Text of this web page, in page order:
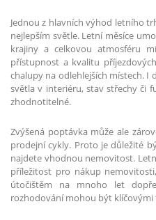
Jednou z hlavních výhod letního
nejlepším světle. Letní měsíce
krajiny a celkovou atmosféru
přístupnost a kvalitu
chalupy na odlehlejších místech. I
světla v interiéru, stav střechy či
zhodnotitelné.
Zvýšená poptávka může ale
prodejní cykly. Proto je důležité
najdete vhodnou nemovitost.
příležitost pro nákup
útočištěm na mnoho let
rozhodování mohou být